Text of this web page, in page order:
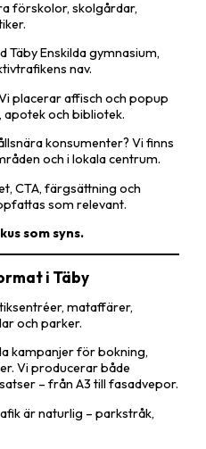
förskolor, skolgårdar,
Täby Enskilda gymnasium,
nav.
placerar affisch och popup
apotek och bibliotek.
konsumenter? Vi finns
och i lokala centrum.
CTA, färgsättning och
som relevant.
som syns.
i Täby
mataffärer,
och parker.
kampanjer för bokning,
Vi producerar både
– från A3 till fasadvepor.
är naturlig – parkstråk,